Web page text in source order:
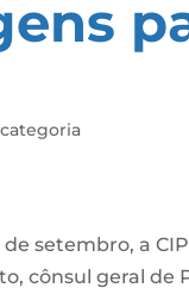
setembro, a
cônsul geral de